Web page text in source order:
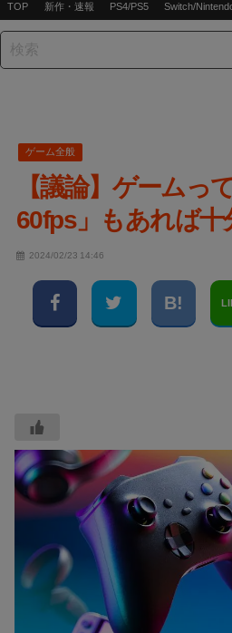
TOP 新作・速報 PS4/PS5 Switch/
ゲーム全般
【議論】ゲームっ
60fps」もあれば十
2024/02/23 14:46